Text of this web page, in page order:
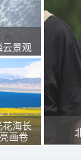
云景观
花海长
画卷